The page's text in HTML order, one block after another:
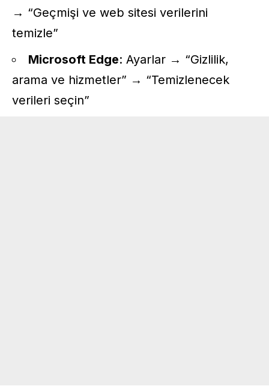
→ “Geçmişi ve web sitesi verilerini
temizle”
Microsoft Edge: Ayarlar → “Gizlilik,
arama ve hizmetler” → “Temizlenecek
verileri seçin”